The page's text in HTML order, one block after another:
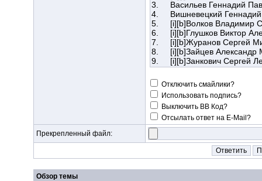
Отключить смайлики?
Использовать подпись?
Выключить BB Код?
Отсылать ответ на E-Mail?
Прекрепленный файл:
Обзор темы